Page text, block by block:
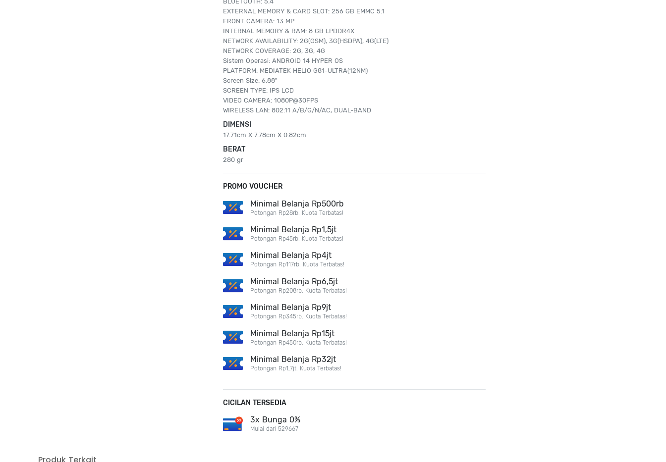
EXTERNAL MEMORY & CARD SLOT: 256 GB EMMC 5.1
FRONT CAMERA: 13 MP
INTERNAL MEMORY & RAM: 8 GB LPDDR4X
NETWORK AVAILABILITY: 2G(GSM), 3G(HSDPA), 4G(LTE)
NETWORK COVERAGE: 2G, 3G, 4G
Sistem Operasi: ANDROID 14 HYPER OS
PLATFORM: MEDIATEK HELIO G81-ULTRA(12NM)
Screen Size: 6.88"
SCREEN TYPE: IPS LCD
VIDEO CAMERA: 1080P@30FPS
WIRELESS LAN: 802.11 A/B/G/N/AC, DUAL-BAND
DIMENSI
17.71cm X 7.78cm X 0.82cm
BERAT
280 gr
PROMO VOUCHER
Minimal Belanja Rp500rb
Potongan Rp28rb. Kuota Terbatas!
Minimal Belanja Rp1,5jt
Potongan Rp45rb. Kuota Terbatas!
Minimal Belanja Rp4jt
Potongan Rp117rb. Kuota Terbatas!
Minimal Belanja Rp6,5jt
Potongan Rp208rb. Kuota Terbatas!
Minimal Belanja Rp9jt
Potongan Rp345rb. Kuota Terbatas!
Minimal Belanja Rp15jt
Potongan Rp450rb. Kuota Terbatas!
Minimal Belanja Rp32jt
Potongan Rp1,7jt. Kuota Terbatas!
CICILAN TERSEDIA
3x Bunga 0%
Mulai dari 529667